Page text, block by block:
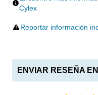
Cylex
Reportar información
ENVIAR RESEÑA